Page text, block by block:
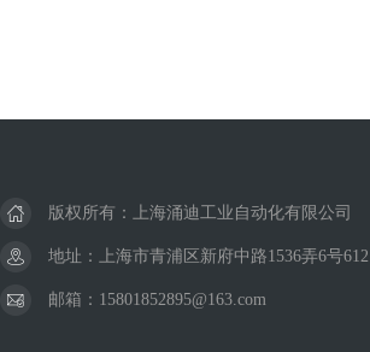
版权所有：上海涌迪工业自动化有限公司
地址：上海市青浦区新府中路1536弄6号612
邮箱：15801852895@163.com